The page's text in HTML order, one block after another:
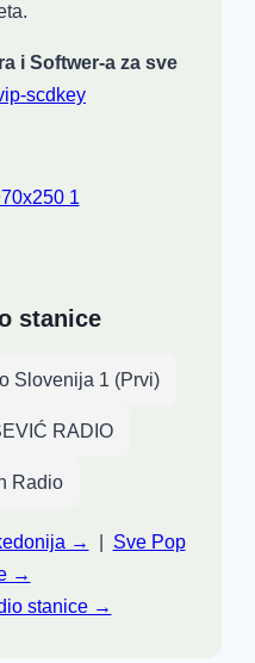
i Softwer-a za sve
stanice
Slovenija 1 (Prvi)
RADIO
Radio
→
Sve Pop
→
stanice →